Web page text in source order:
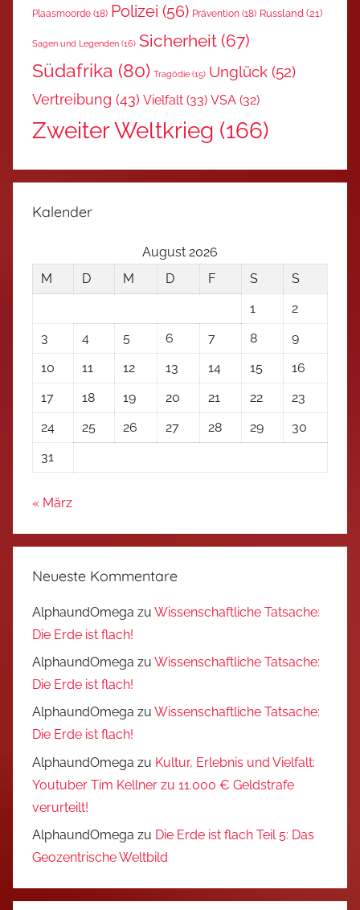
Plaasmoorde (18) Polizei (56) Prävention (18) Russland (21)
Sagen und Legenden (16) Sicherheit (67)
Südafrika (80) Tragödie (15) Unglück (52)
Vertreibung (43) Vielfalt (33) VSA (32)
Zweiter Weltkrieg (166)
Kalender
August 2026
M
D M D F S
S
1
2
3
4 5 6 7 8
9
10
11 12 13 14 15
16
17
18 19 20 21 22
23
24
25 26 27 28 29
30
31
« März
Neueste Kommentare
AlphaundOmega zu Wissenschaftliche Tatsache:
Die Erde ist flach!
AlphaundOmega zu Wissenschaftliche Tatsache:
Die Erde ist flach!
AlphaundOmega zu Wissenschaftliche Tatsache:
Die Erde ist flach!
AlphaundOmega zu Kultur, Erlebnis und Vielfalt:
Youtuber Tim Kellner zu 11.000 € Geldstrafe
verurteilt!
AlphaundOmega zu Die Erde ist flach Teil 5: Das
Geozentrische Weltbild